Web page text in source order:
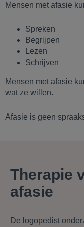
Mensen met afasie
Spreken
Begrijpen
Lezen
Schrijven
Mensen met afasie
wat ze willen.
Afasie is geen
Therapie
afasie
De logopedist